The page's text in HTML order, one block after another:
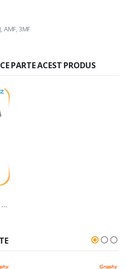
AMF, 3MF
PARTE ACEST PRODUS
PROMOTIE Imprimanta UNIZ NBEE 3D-Printer